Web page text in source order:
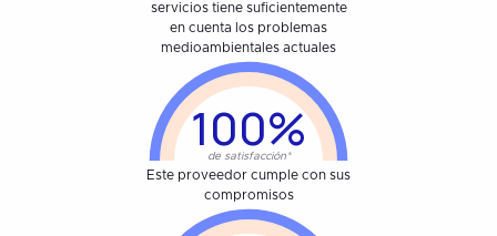
servicios tiene suficientemente
en cuenta los problemas
medioambientales actuales
100%
de satisfacción*
Este proveedor cumple con sus
compromisos